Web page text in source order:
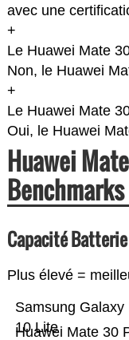
avec une
+
Le Huawei Mate
Non, le Huawei
+
Le Huawei Mate
Oui, le Huawei
Huawei
Benchmarks
Capacité
Plus élevé =
Huawei Mate 30
Samsung Galaxy
10 Lite